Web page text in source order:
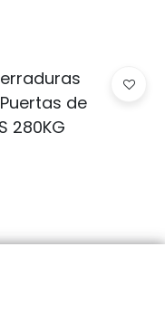
de
280KG